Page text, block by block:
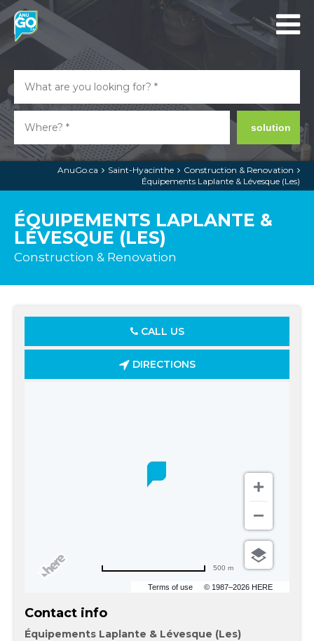
solution
AnuGo.ca Saint-Hyacinthe
Construction & Renovation
Équipements Laplante & Lévesque (Les)
ÉQUIPEMENTS LAPLANTE &
LÉVESQUE (LES)
Construction & Renovation
CALL US
DIRECTIONS
Terms of use © 1987–2026 HERE
500 m
Contact info
Équipements Laplante & Lévesque (Les)